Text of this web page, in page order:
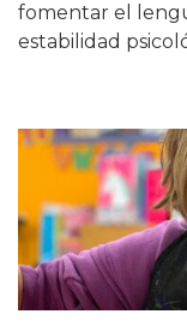
fomentar el
estabilidad